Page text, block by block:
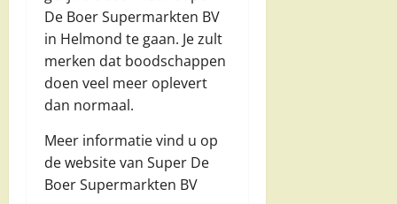
De Boer Supermarkten BV
in Helmond te gaan. Je zult
merken dat boodschappen
doen veel meer oplevert
dan normaal.
Meer informatie vind u op
de website van Super De
Boer Supermarkten BV